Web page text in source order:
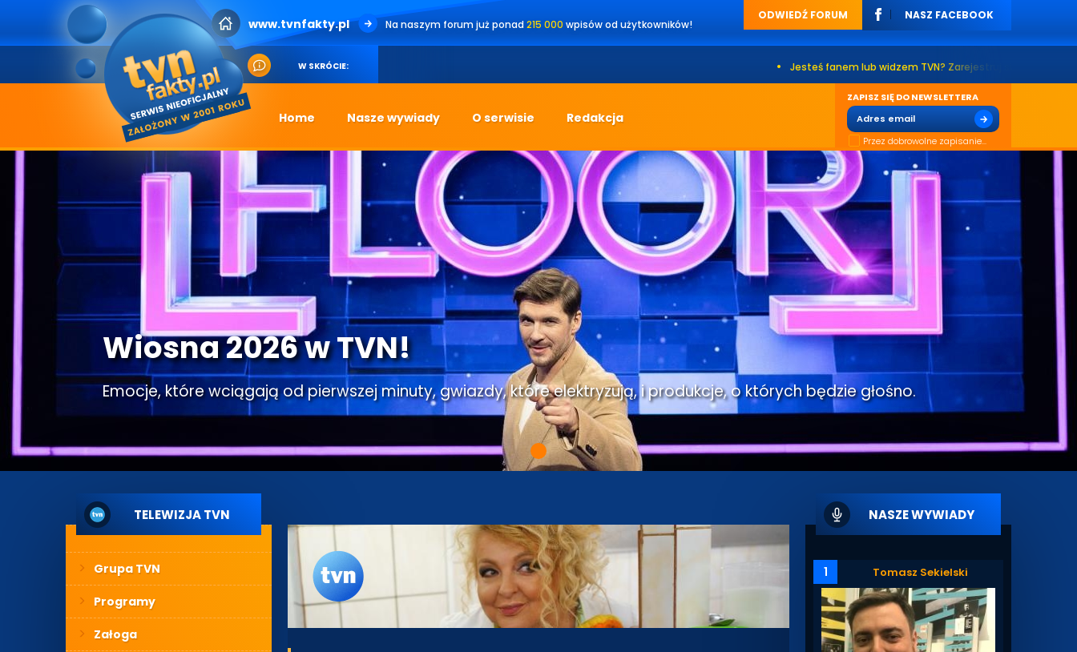
www.tvnfakty.pl Na naszym forum już ponad 215 000 wpisów od użytkowników!
ODWIEDŹ FORUM NASZ FACEBOOK
W SKRÓCIE: Jesteś fanem lub widzem TVN? Zarejestruj się na naszym forum.
Home Nasze wywiady O serwisie Redakcja
ZAPISZ SIĘ DO NEWSLETTERA
Przez dobrowolne zapisanie...
Wiosna 2026 w TVN!
Emocje, które wciągają od pierwszej minuty, gwiazdy, które elektryzują, i produkcje, o których będzie głośno.
TELEWIZJA TVN
Grupa TVN
Programy
Załoga
NASZE WYWIADY
1 Tomasz Sekielski